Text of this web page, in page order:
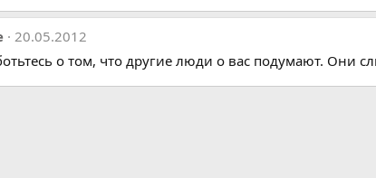
20.05.2012
о том, что другие люди о вас подумают. Они